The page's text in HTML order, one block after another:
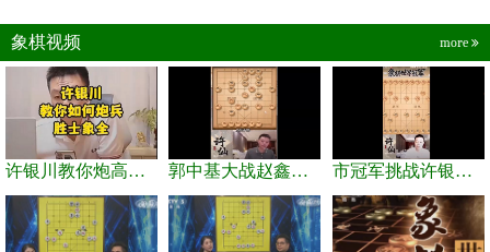
象棋视频 more
许银川教你炮高兵士象全如何赢士象全，简单四步即可 郭中基大战赵鑫鑫，许银川激情讲解 市冠军挑战许银川，急进中兵变化真激烈！